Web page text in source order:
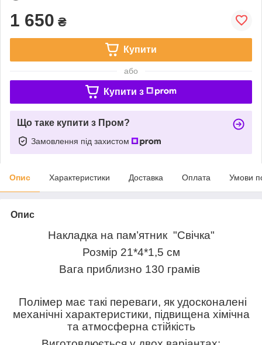
1 650 ₴
Купити
або
Купити з
Що таке купити з Пром?
Замовлення під захистом
Опис Характеристики Доставка Оплата Умови
Опис
Накладка на пам’ятник "Свічка"
Розмір 21*4*1,5 см
Вага приблизно 130 грамів
Полімер має такі переваги, як удосконалені
механічні характеристики, підвищена хімічна
та атмосферна стійкість